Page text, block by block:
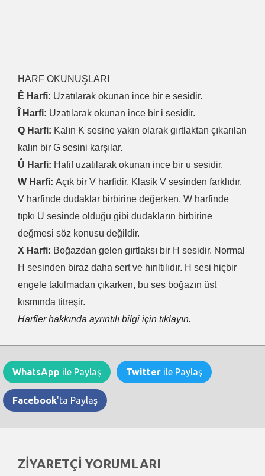
HARF OKUNUŞLARI
Ê Harfi: Uzatılarak okunan ince bir e sesidir.
Î Harfi: Uzatılarak okunan ince bir i sesidir.
Q Harfi: Kalın K sesine yakın olarak gırtlaktan çıkarılan
kalın bir G sesini karşılar.
Û Harfi: Hafif uzatılarak okunan ince bir u sesidir.
W Harfi: Açık bir V harfidir. Klasik V sesinden farklıdır.
V harfinde dudaklar birbirine değerken, W harfinde
tıpkı U sesinde olduğu gibi dudakların birbirine
değmesi söz konusu değildir.
X Harfi: Boğazdan gelen gırtlaksı bir H sesidir. Normal
H sesinden biraz daha sert ve hırıltılıdır. H sesi hiçbir
engele takılmadan çıkarken, bu ses boğazın üst
kısmında titreşir.
Harfler hakkında ayrıntılı bilgi için tıklayın.
WhatsApp ile Paylaş Twitter ile Paylaş
Facebook'ta Paylaş
ZİYARETÇİ YORUMLARI